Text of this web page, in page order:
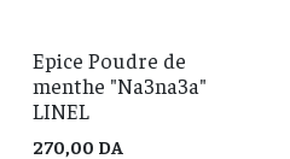
Epice Poudre de
menthe "Na3na3a"
LINEL
270,00 DA